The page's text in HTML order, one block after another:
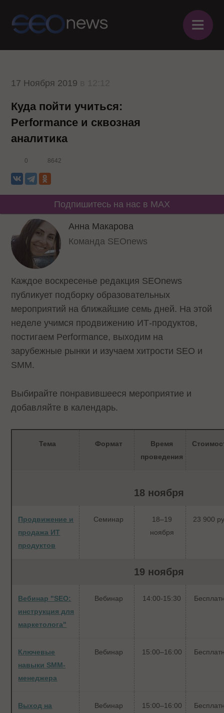
≡
17 Ноября 2019
Куда пойти учиться:
Performance и сквозная
аналитика
0 8642
Подпишитесь на нас в MAX
Анна Макарова
Команда SEOnews
Каждое воскресенье редакция SEOnews
публикует подборку образовательных
мероприятий на ближайшие семь дней. На этой
неделе учимся продвижению ИТ-продуктов,
постигаем Performance, выходим на
зарубежные рынки и изучаем хитрости SEO и
SMM.
Выбирайте понравившееся мероприятие и
добавляйте в календарь.
Тема Формат
Время
проведения
18 ноября
Продвижение и
продажа ИТ
продуктов
Семинар
18–19
ноября
23 900
19 ноября
Вебинар "SEO:
инструкция для
маркетолога"
Вебинар 14:00-15:30
Ключевые
навыки SMM-
менеджера
Вебинар 15:00–16:00
Выход на
Вебинар 15:00–16:00